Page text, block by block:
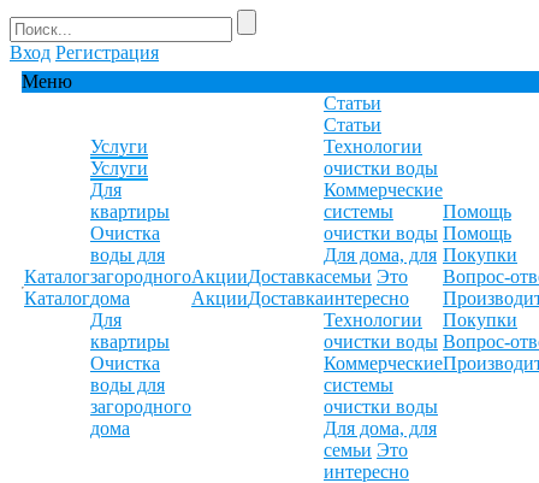
Вход Регистрация
Меню
Каталог
Каталог
Услуги
Услуги
Для
квартиры
Очистка
воды для
загородного
дома
Для
квартиры
Очистка
воды для
загородного
дома
Акции
Акции
Доставка
Доставка
Статьи
Статьи
Технологии
очистки воды
Коммерческие
системы
очистки воды
Для дома, для
семьи Это
интересно
Технологии
очистки воды
Коммерческие
системы
очистки воды
Для дома, для
семьи Это
интересно
Помощь
Помощь
Покупки
Вопрос-
Покупки
Вопрос-